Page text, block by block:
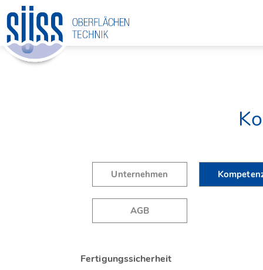
Unternehmen
AGB
Fertigungssicherheit